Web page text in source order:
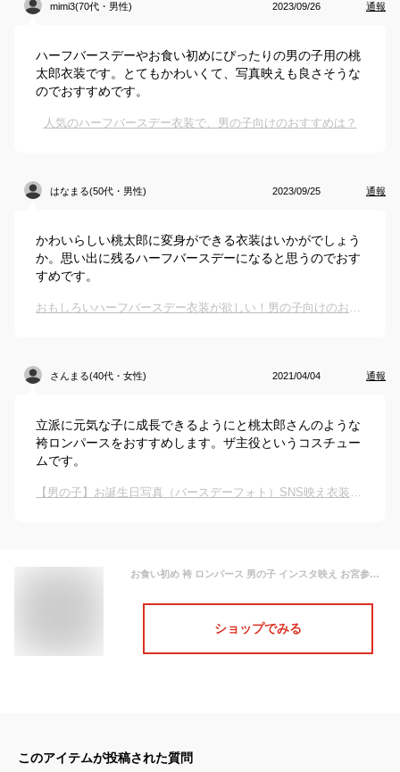
mimi3(70代・男性) 2023/09/26 通報
ハーフバースデーやお食い初めにぴったりの男の子用の桃
太郎衣装です。とてもかわいくて、写真映えも良さそうな
のでおすすめです。
人気のハーフバースデー衣装で、男の子向けのおすすめは？
はなまる(50代・男性) 2023/09/25 通報
かわいらしい桃太郎に変身ができる衣装はいかがでしょう
か。思い出に残るハーフバースデーになると思うのでおす
すめです。
おもしろいハーフバースデー衣装が欲しい！男の子向けのおすすめは？
さんまる(40代・女性) 2021/04/04 通報
立派に元気な子に成長できるようにと桃太郎さんのような
袴ロンパースをおすすめします。ザ主役というコスチュー
ムです。
【男の子】お誕生日写真（バースデーフォト）SNS映え衣装コスプレのおすすめは？
お食い初め 袴 ロンパース 男の子 インスタ映え お宮参り 男の子 ロンパース 着物 ベビー ハーフバースデー 衣装 桃太郎 三太郎 コスプレ 60cm 70cm 80cm 90cm 袴 カバーオール はかまロンパース コスチューム 赤ちゃん 出産祝い 新生児
ショップでみる
このアイテムが投稿された質問